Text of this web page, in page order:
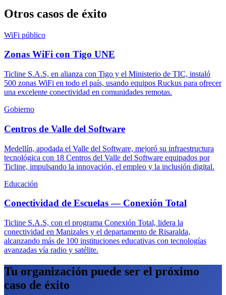
Otros casos de éxito
WiFi público
Zonas WiFi con Tigo UNE
Ticline S.A.S, en alianza con Tigo y el Ministerio de TIC, instaló
500 zonas WiFi en todo el país, usando equipos Ruckus para ofrecer
una excelente conectividad en comunidades remotas.
Gobierno
Centros de Valle del Software
Medellín, apodada el Valle del Software, mejoró su infraestructura
tecnológica con 18 Centros del Valle del Software equipados por
Ticline, impulsando la innovación, el empleo y la inclusión digital.
Educación
Conectividad de Escuelas — Conexión Total
Ticline S.A.S, con el programa Conexión Total, lidera la
conectividad en Manizales y el departamento de Risaralda,
alcanzando más de 100 instituciones educativas con tecnologías
avanzadas vía radio y satélite.
Tu organización puede ser el próximo
caso de éxito